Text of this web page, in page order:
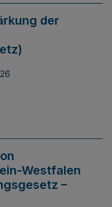
der
Westfalen
–